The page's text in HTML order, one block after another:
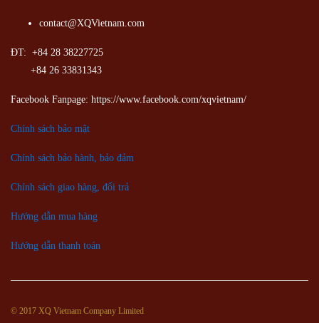
contact@XQVietnam.com
ĐT: +84 28 38227725
+84 26 33831343
Facebook Fanpage: https://www.facebook.com/xqvietnam/
Chính sách bảo mật
Chính sách bảo hành, bảo đảm
Chính sách giao hàng, đổi trả
Hướng dẫn mua hàng
Hướng dẫn thanh toán
© 2017 XQ Vietnam Company Limited